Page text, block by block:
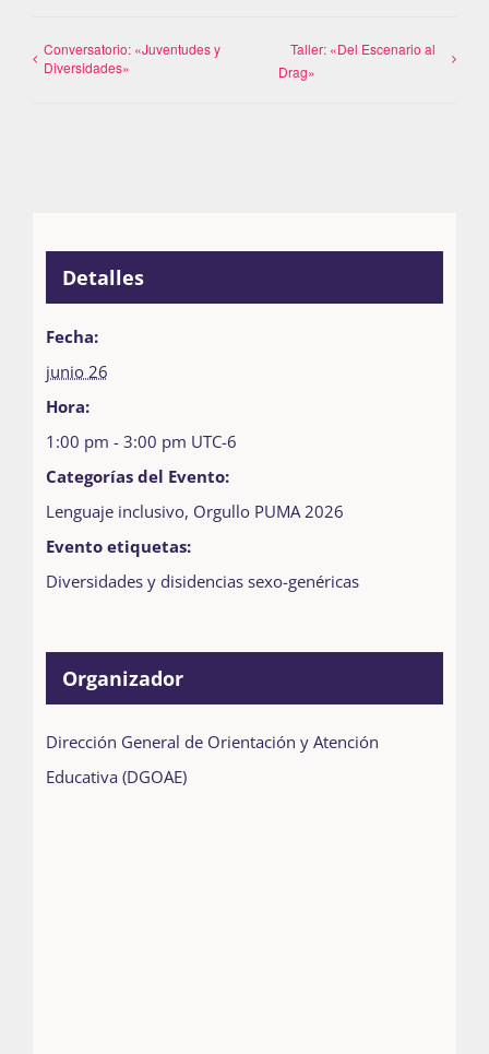
Conversatorio: «Juventudes y
Diversidades»
Taller: «Del Escenario al
Drag»
Detalles
Fecha:
junio 26
Hora:
1:00 pm - 3:00 pm UTC-6
Categorías del Evento:
Lenguaje inclusivo, Orgullo PUMA 2026
Evento etiquetas:
Diversidades y disidencias sexo-genéricas
Organizador
Dirección General de Orientación y Atención
Educativa (DGOAE)